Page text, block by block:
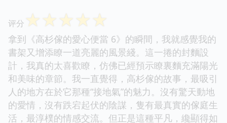
评分 ☆☆☆☆☆
拿到《高杉傢的愛心便當 6》的瞬間，我就感覺我的
書架又增添瞭一道亮麗的風景綫。這一捲的封麵設
計，我真的太喜歡瞭，仿佛已經預示瞭裏麵充滿陽光
和美味的章節。我一直覺得，高杉傢的故事，最吸引
人的地方在於它那種“接地氣”的魅力。沒有驚天動地
的愛情，沒有跌宕起伏的陰謀，隻有最真實的傢庭生
活，最淳樸的情感交流。但正是這種平凡，纔顯得如